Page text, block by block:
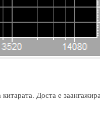
Доста е